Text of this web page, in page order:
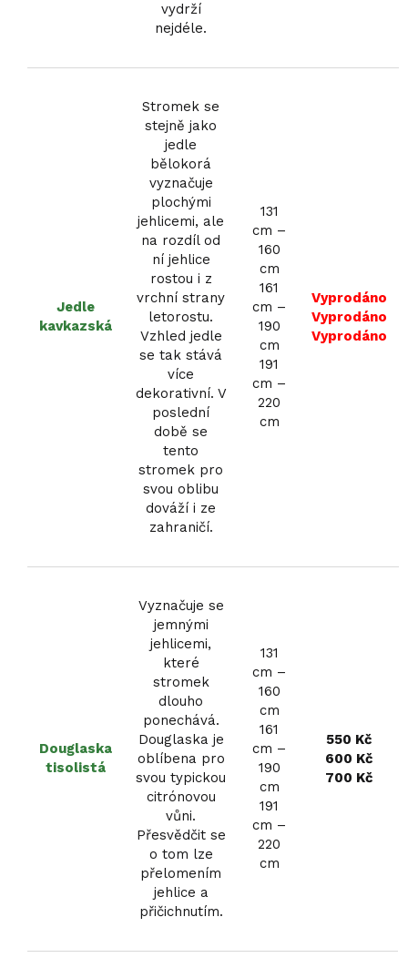
vydrží
nejdéle.
Jedle
kavkazská
Stromek se
stejně jako
jedle
bělokorá
vyznačuje
plochými
jehlicemi, ale
na rozdíl od
ní jehlice
rostou i z
vrchní strany
letorostu.
Vzhled jedle
se tak stává
více
dekorativní. V
poslední
době se
tento
stromek pro
svou oblibu
dováží i ze
zahraničí.
131
cm –
160
cm
161
cm –
190
cm
191
cm –
220
cm
Vyprodáno
Vyprodáno
Vyprodáno
Douglaska
tisolistá
Vyznačuje se
jemnými
jehlicemi,
které
stromek
dlouho
ponechává.
Douglaska je
oblíbena pro
svou typickou
citrónovou
vůni.
Přesvědčit se
o tom lze
přelomením
jehlice a
přičichnutím.
131
cm –
160
cm
161
cm –
190
cm
191
cm –
220
cm
550 Kč
600 Kč
700 Kč